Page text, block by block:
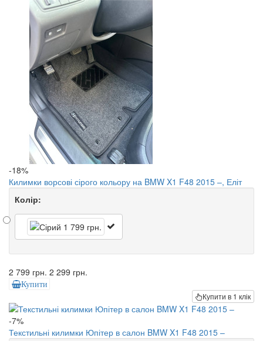
-18%
Килимки ворсові сірого кольору на BMW X1 F48 2015 –, Еліт
Колір:
2 799 грн. 2 299 грн.
Купити
Купити в 1 клік
-7%
Текстильні килимки Юпітер в салон BMW X1 F48 2015 –